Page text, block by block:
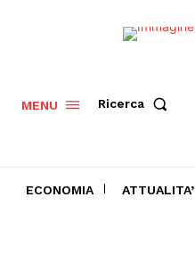
MENU Ricerca
ECONOMIA ATTUALITA’